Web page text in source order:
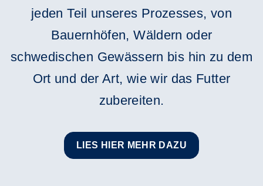
jeden Teil unseres Prozesses, von
Bauernhöfen, Wäldern oder
schwedischen Gewässern bis hin zu dem
Ort und der Art, wie wir das Futter
zubereiten.
LIES HIER MEHR DAZU